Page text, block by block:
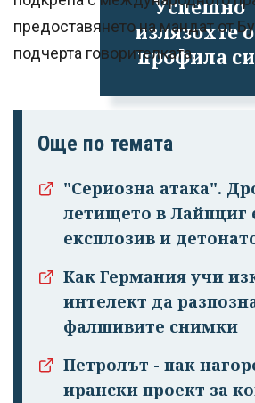
Успешно
излязохте
профила
предоставянето на мандат от
подчерта говорителката.
Още по темата
"Сериозна атака".
летището в Лайпциг
експлозив и
Как Германия учи
интелект да
фалшивите снимки
Петролът - пак
ирански проект за